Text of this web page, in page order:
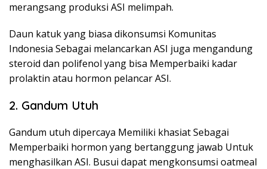
merangsang produksi ASI melimpah.
Daun katuk yang biasa dikonsumsi Komunitas
Indonesia Sebagai melancarkan ASI juga mengandung
steroid dan polifenol yang bisa Memperbaiki kadar
prolaktin atau hormon pelancar ASI.
2. Gandum Utuh
Gandum utuh dipercaya Memiliki khasiat Sebagai
Memperbaiki hormon yang bertanggung jawab Untuk
menghasilkan ASI. Busui dapat mengkonsumsi oatmeal